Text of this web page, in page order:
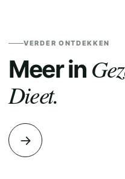
VERDER ONTDEKKEN
Meer in
Dieet.
→